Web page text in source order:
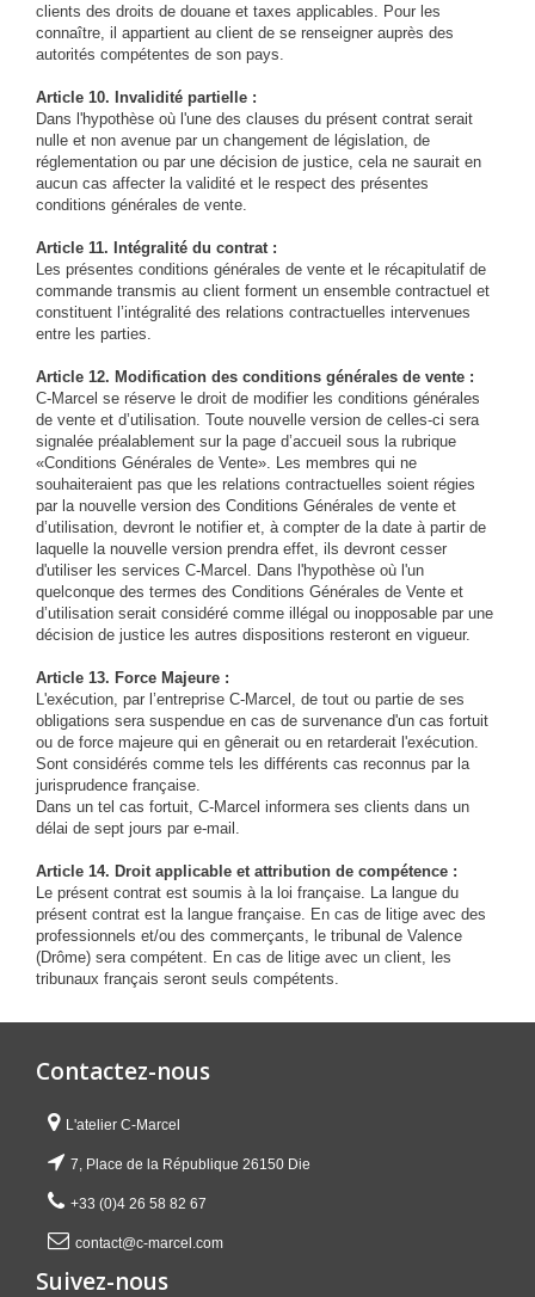
clients des droits de douane et taxes applicables. Pour les
connaître, il appartient au client de se renseigner auprès des
autorités compétentes de son pays.
Article 10. Invalidité partielle :
Dans l'hypothèse où l'une des clauses du présent contrat serait
nulle et non avenue par un changement de législation, de
réglementation ou par une décision de justice, cela ne saurait en
aucun cas affecter la validité et le respect des présentes
conditions générales de vente.
Article 11. Intégralité du contrat :
Les présentes conditions générales de vente et le récapitulatif de
commande transmis au client forment un ensemble contractuel et
constituent l’intégralité des relations contractuelles intervenues
entre les parties.
Article 12. Modification des conditions générales de vente :
C-Marcel se réserve le droit de modifier les conditions générales
de vente et d’utilisation. Toute nouvelle version de celles-ci sera
signalée préalablement sur la page d’accueil sous la rubrique
«Conditions Générales de Vente». Les membres qui ne
souhaiteraient pas que les relations contractuelles soient régies
par la nouvelle version des Conditions Générales de vente et
d’utilisation, devront le notifier et, à compter de la date à partir de
laquelle la nouvelle version prendra effet, ils devront cesser
d'utiliser les services C-Marcel. Dans l'hypothèse où l'un
quelconque des termes des Conditions Générales de Vente et
d’utilisation serait considéré comme illégal ou inopposable par une
décision de justice les autres dispositions resteront en vigueur.
Article 13. Force Majeure :
L'exécution, par l’entreprise C-Marcel, de tout ou partie de ses
obligations sera suspendue en cas de survenance d'un cas fortuit
ou de force majeure qui en gênerait ou en retarderait l'exécution.
Sont considérés comme tels les différents cas reconnus par la
jurisprudence française.
Dans un tel cas fortuit, C-Marcel informera ses clients dans un
délai de sept jours par e-mail.
Article 14. Droit applicable et attribution de compétence :
Le présent contrat est soumis à la loi française. La langue du
présent contrat est la langue française. En cas de litige avec des
professionnels et/ou des commerçants, le tribunal de Valence
(Drôme) sera compétent. En cas de litige avec un client, les
tribunaux français seront seuls compétents
Contactez-nous
L'atelier C-Marcel
7, Place de la République 26150 Die
+33 (0)4 26 58 82 67
contact@c-marcel.com
Suivez-nous